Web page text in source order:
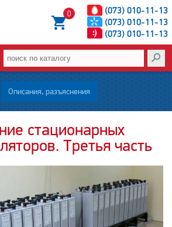
(073) 010-11-13
(073) 010-11-13
(073) 010-11-13
0
Описания, разъяснения
стационарных
Третья часть